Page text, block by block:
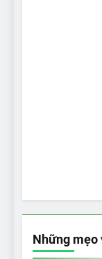
Những mẹo